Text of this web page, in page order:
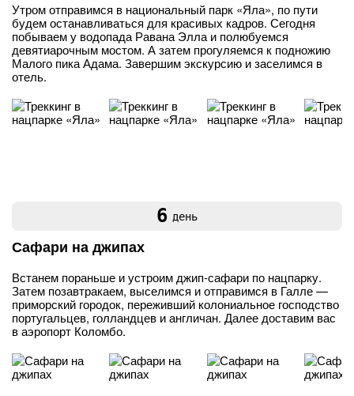
Утром отправимся в национальный парк «Яла», по пути
будем останавливаться для красивых кадров. Сегодня
побываем у водопада Равана Элла и полюбуемся
девятиарочным мостом. А затем прогуляемся к подножию
Малого пика Адама. Завершим экскурсию и заселимся в
отель.
6 день
Сафари на джипах
Встанем пораньше и устроим джип-сафари по нацпарку.
Затем позавтракаем, выселимся и отправимся в Галле —
приморский городок, переживший колониальное господство
португальцев, голландцев и англичан. Далее доставим вас
в аэропорт Коломбо.